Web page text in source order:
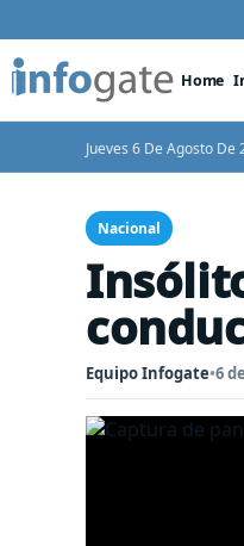
Home
Jueves 6 De Agosto De
Nacional
Equipo Infogate•6